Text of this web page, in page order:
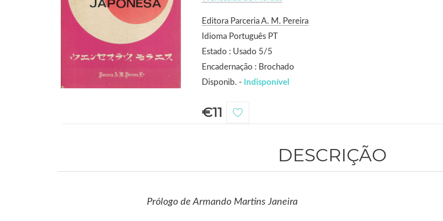
Editora Parceria A. M. Pereira
Idioma Português PT
Estado : Usado 5/5
Encadernação : Brochado
Disponib. - Indisponível
€11
DESCRIÇÃO
Prólogo de Armando Martins Janeira